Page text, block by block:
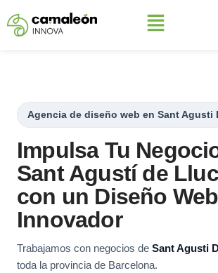
Saltar
Agencia de diseño web en Sant Agusti
Impulsa Tu
Sant Agustí de
con un Diseño Web
Innovador
Trabajamos con negocios de Sant Agusti
toda la provincia de Barcelona.